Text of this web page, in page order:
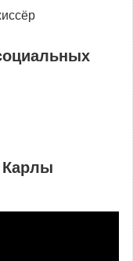
Карлы